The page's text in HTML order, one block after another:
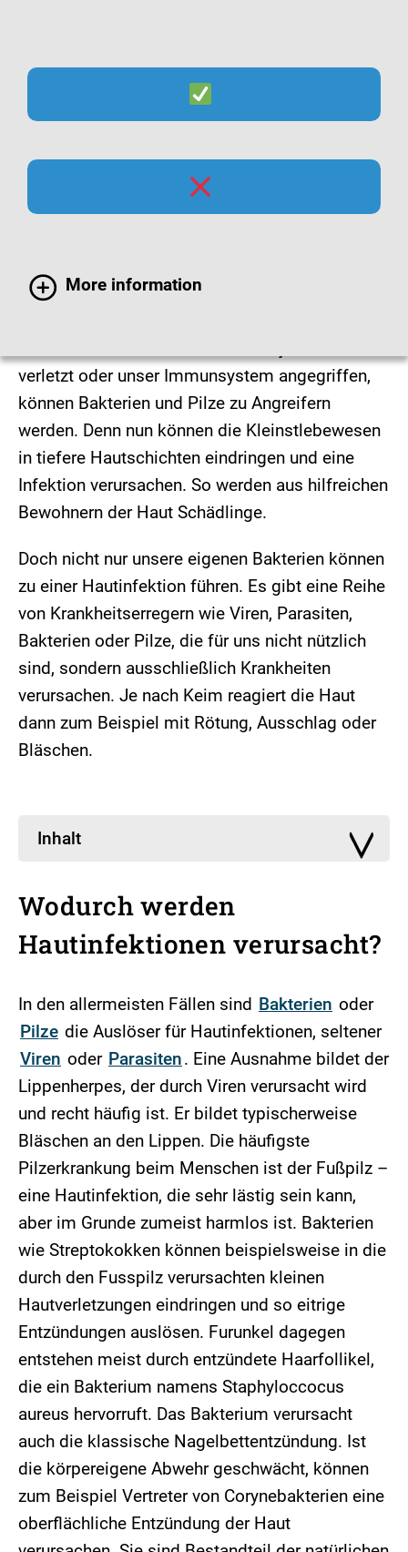
More information
Hautinfektionen
Vielzahl von Bakterien und Pilzen besiedelt.
verletzt oder unser Immunsystem angegriffen,
können Bakterien und Pilze zu Angreifern
werden. Denn nun können die Kleinstlebewesen
in tiefere Hautschichten eindringen und eine
Infektion verursachen. So werden aus hilfreichen
Bewohnern der Haut Schädlinge.
Doch nicht nur unsere eigenen Bakterien können
zu einer Hautinfektion führen. Es gibt eine Reihe
von Krankheitserregern wie Viren, Parasiten,
Bakterien oder Pilze, die für uns nicht nützlich
sind, sondern ausschließlich Krankheiten
verursachen. Je nach Keim reagiert die Haut
dann zum Beispiel mit Rötung, Ausschlag oder
Bläschen.
Inhalt
Wodurch werden
Hautinfektionen verursacht?
In den allermeisten Fällen sind Bakterien oder
Pilze die Auslöser für Hautinfektionen, seltener
Viren oder Parasiten. Eine Ausnahme bildet der
Lippenherpes, der durch Viren verursacht wird
und recht häufig ist. Er bildet typischerweise
Bläschen an den Lippen. Die häufigste
Pilzerkrankung beim Menschen ist der Fußpilz –
eine Hautinfektion, die sehr lästig sein kann,
aber im Grunde zumeist harmlos ist. Bakterien
wie Streptokokken können beispielsweise in die
durch den Fusspilz verursachten kleinen
Hautverletzungen eindringen und so eitrige
Entzündungen auslösen. Furunkel dagegen
entstehen meist durch entzündete Haarfollikel,
die ein Bakterium namens Staphyloccocus
aureus hervorruft. Das Bakterium verursacht
auch die klassische Nagelbettentzündung. Ist
die körpereigene Abwehr geschwächt, können
zum Beispiel Vertreter von Corynebakterien eine
oberflächliche Entzündung der Haut